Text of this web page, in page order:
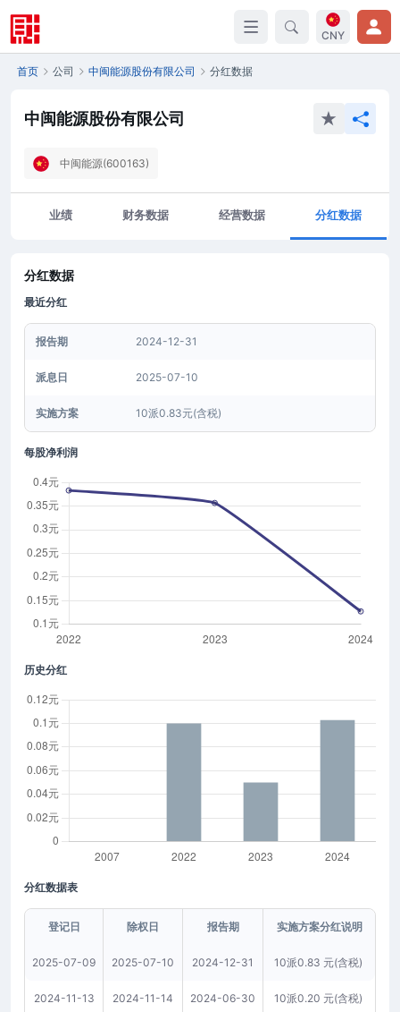
CNY
首页 公司 中闽能源股份有限公司 分红数据
中闽能源股份有限公司
中闽能源(600163)
业绩 财务数据 经营数据 分红数据
分红数据
最近分红
报告期 2024-12-31
派息日 2025-07-10
实施方案 10派0.83元(含税)
每股净利润
历史分红
分红数据表
登记日 除权日 报告期 实施方案分红说明
2025-07-09 2025-07-10 2024-12-31 10派0.83 元(含税)
2024-11-13 2024-11-14 2024-06-30 10派0.20 元(含税)